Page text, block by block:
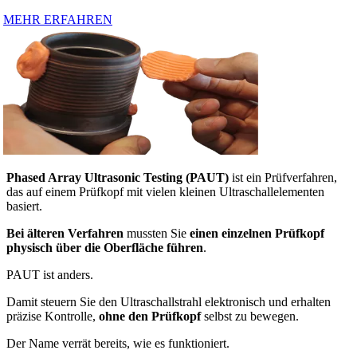
MEHR ERFAHREN
Phased Array Ultrasonic Testing (PAUT) ist ein Prüfverfahren,
das auf einem Prüfkopf mit vielen kleinen Ultraschallelementen
basiert.
Bei älteren Verfahren mussten Sie einen einzelnen Prüfkopf
physisch über die Oberfläche führen.
PAUT ist anders.
Damit steuern Sie den Ultraschallstrahl elektronisch und erhalten
präzise Kontrolle, ohne den Prüfkopfselbst zu bewegen.
Der Name verrät bereits, wie es funktioniert.